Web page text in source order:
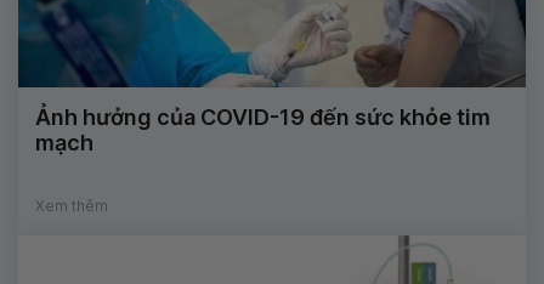
Ảnh hưởng của COVID-19 đến sức khỏe tim
mạch
Xem thêm